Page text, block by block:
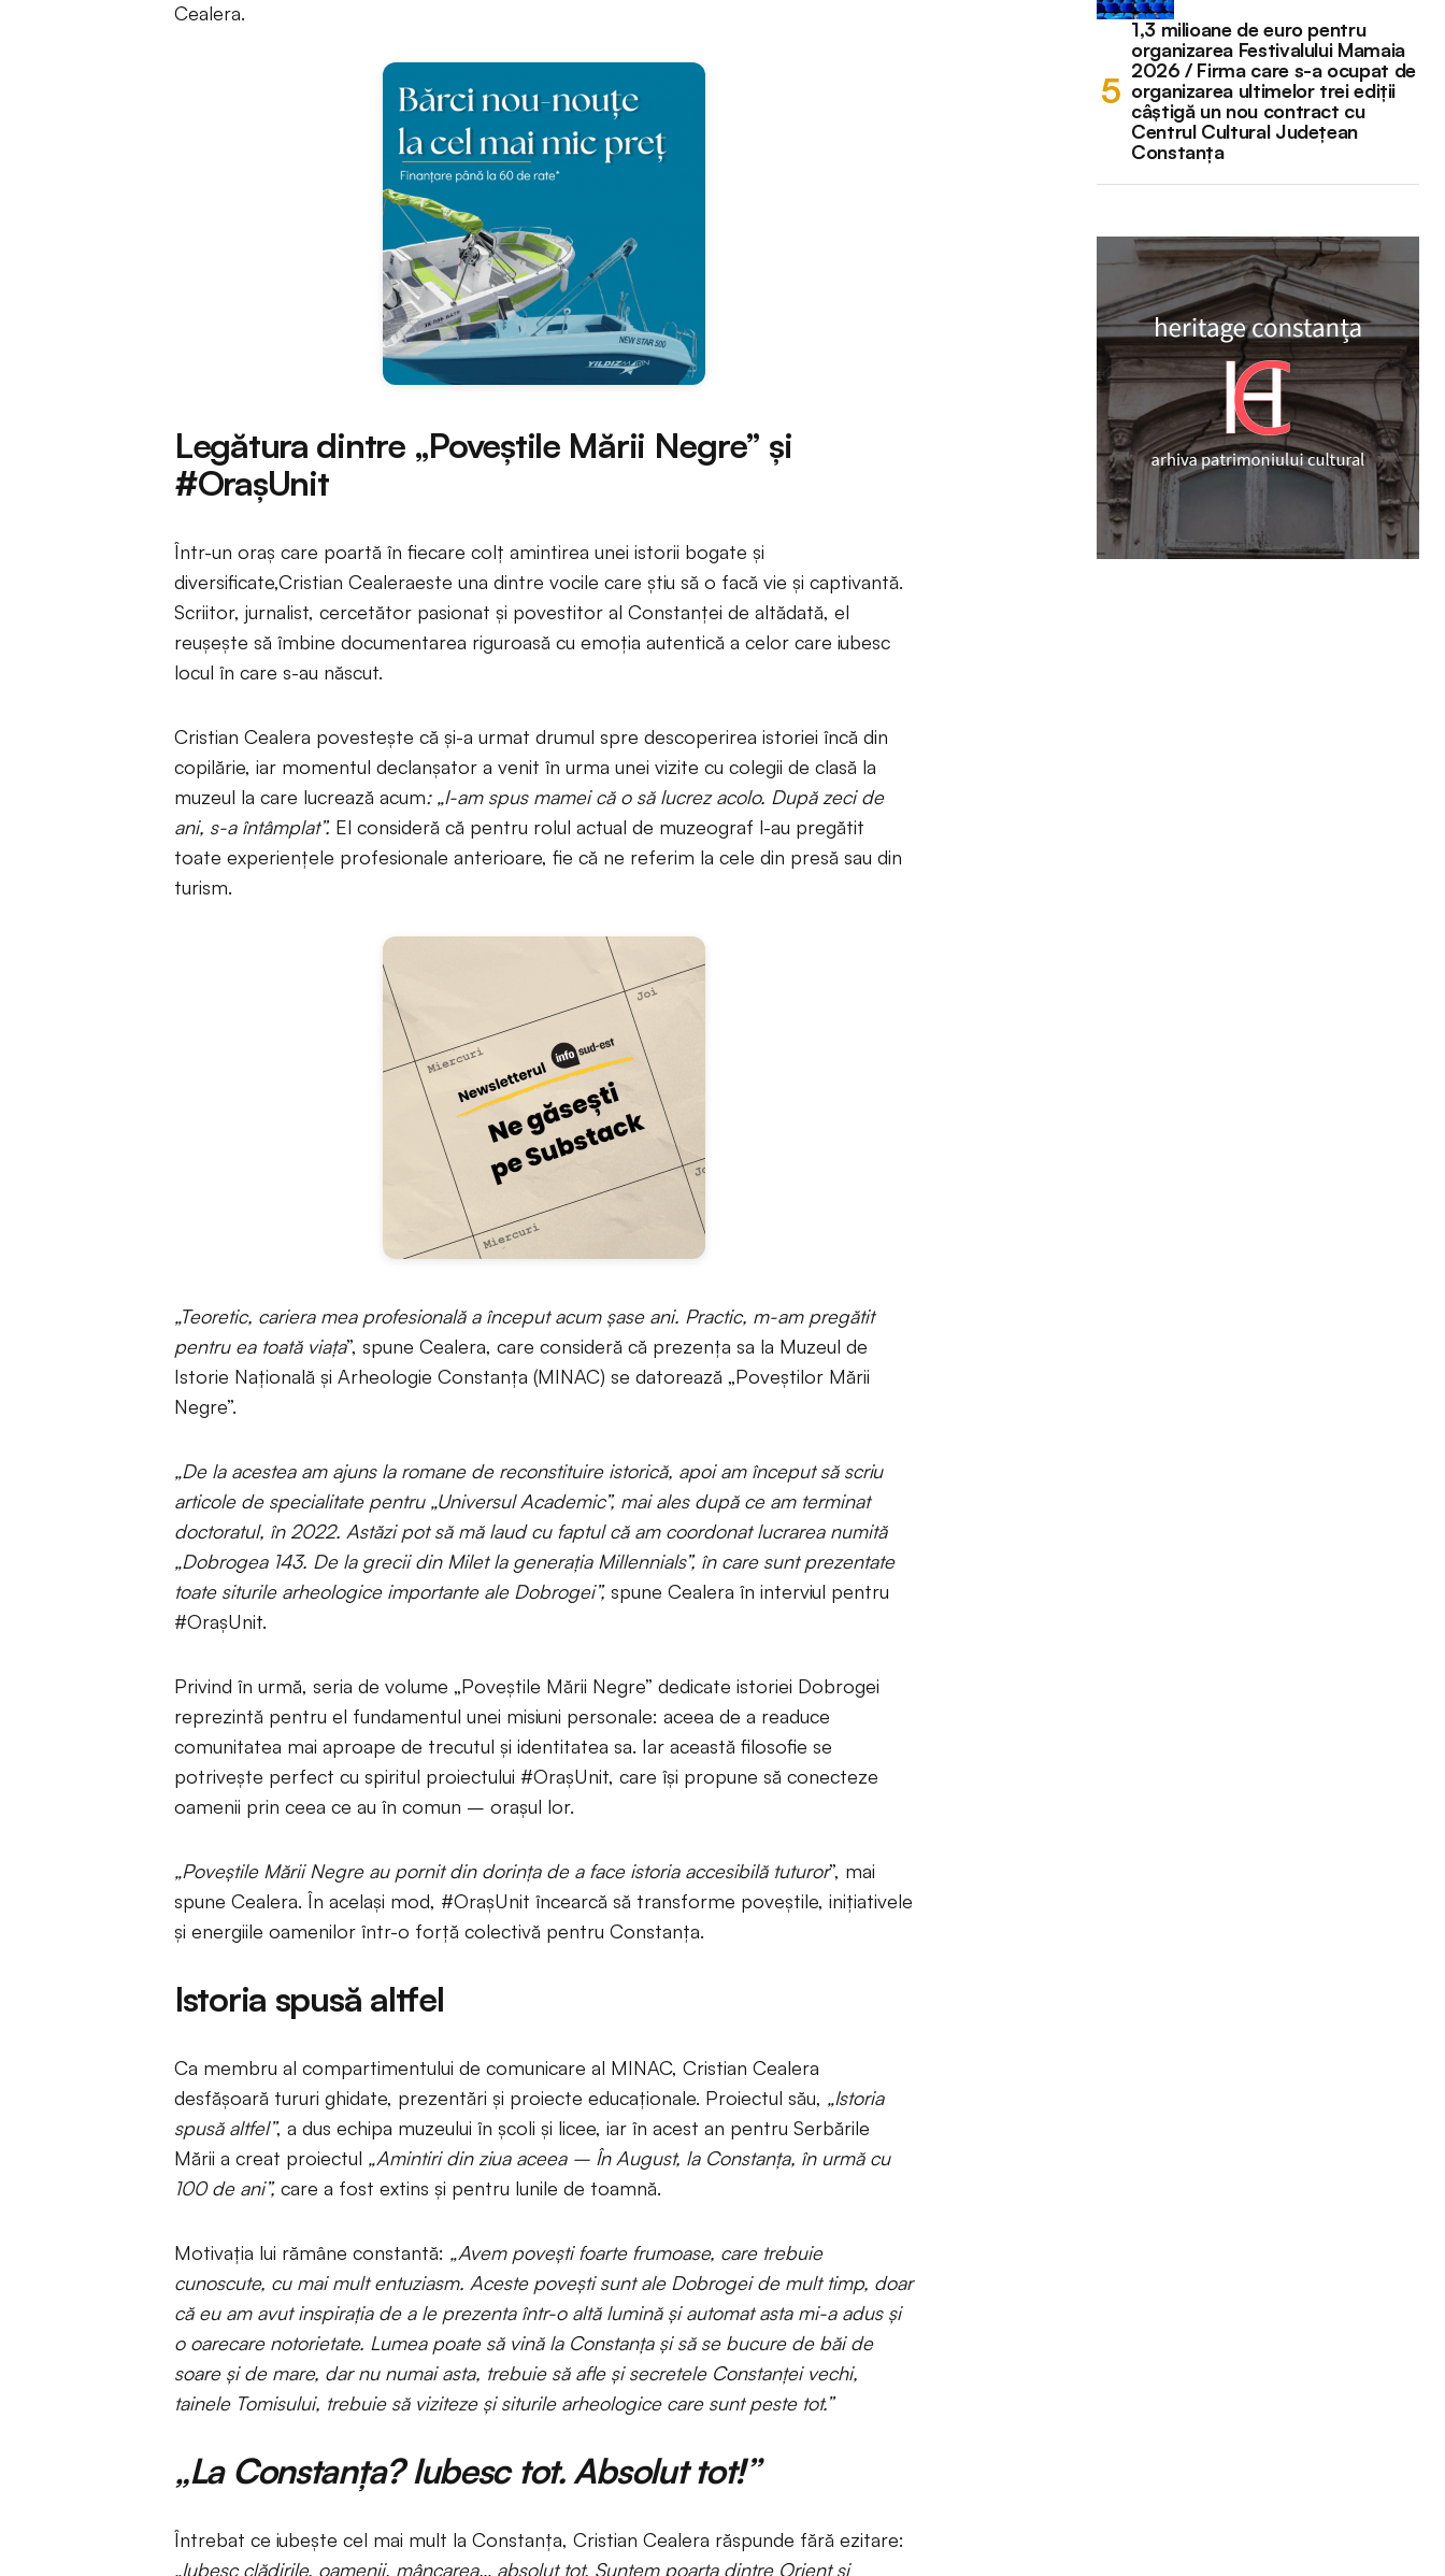
Cealera.
Legătura dintre „Poveștile Mării Negre” și
#OrașUnit
Într-un oraș care poartă în fiecare colț amintirea unei istorii bogate și
diversificate,Cristian Cealeraeste una dintre vocile care știu să o facă vie și captivantă.
Scriitor, jurnalist, cercetător pasionat și povestitor al Constanței de altădată, el
reușește să îmbine documentarea riguroasă cu emoția autentică a celor care iubesc
locul în care s-au născut.
Cristian Cealera povestește că și-a urmat drumul spre descoperirea istoriei încă din
copilărie, iar momentul declanșator a venit în urma unei vizite cu colegii de clasă la
muzeul la care lucrează acum: „I-am spus mamei că o să lucrez acolo. După zeci de
ani, s-a întâmplat”. El consideră că pentru rolul actual de muzeograf l-au pregătit
toate experiențele profesionale anterioare, fie că ne referim la cele din presă sau din
turism.
„Teoretic, cariera mea profesională a început acum șase ani. Practic, m-am pregătit
pentru ea toată viața”, spune Cealera, care consideră că prezența sa la Muzeul de
Istorie Națională și Arheologie Constanța (MINAC) se datorează „Poveștilor Mării
Negre”.
„De la acestea am ajuns la romane de reconstituire istorică, apoi am început să scriu
articole de specialitate pentru „Universul Academic”, mai ales după ce am terminat
doctoratul, în 2022. Astăzi pot să mă laud cu faptul că am coordonat lucrarea numită
„Dobrogea 143. De la grecii din Milet la generaţia Millennials”, în care sunt prezentate
toate siturile arheologice importante ale Dobrogei”, spune Cealera în interviul pentru
#OrașUnit.
Privind în urmă, seria de volume „Poveștile Mării Negre” dedicate istoriei Dobrogei
reprezintă pentru el fundamentul unei misiuni personale: aceea de a readuce
comunitatea mai aproape de trecutul și identitatea sa. Iar această filosofie se
potrivește perfect cu spiritul proiectului #OrașUnit, care își propune să conecteze
oamenii prin ceea ce au în comun – orașul lor.
„Poveștile Mării Negre au pornit din dorința de a face istoria accesibilă tuturor”, mai
spune Cealera. În același mod, #OrașUnit încearcă să transforme poveștile, inițiativele
și energiile oamenilor într-o forță colectivă pentru Constanța.
Istoria spusă altfel
Ca membru al compartimentului de comunicare al MINAC, Cristian Cealera
desfășoară tururi ghidate, prezentări și proiecte educaționale. Proiectul său, „Istoria
spusă altfel”, a dus echipa muzeului în școli și licee, iar în acest an pentru Serbările
Mării a creat proiectul „Amintiri din ziua aceea – În August, la Constanța, în urmă cu
100 de ani”, care a fost extins și pentru lunile de toamnă.
Motivația lui rămâne constantă: „Avem povești foarte frumoase, care trebuie
cunoscute, cu mai mult entuziasm. Aceste povești sunt ale Dobrogei de mult timp, doar
că eu am avut inspirația de a le prezenta într-o altă lumină și automat asta mi-a adus și
o oarecare notorietate. Lumea poate să vină la Constanța și să se bucure de băi de
soare și de mare, dar nu numai asta, trebuie să afle și secretele Constanței vechi,
tainele Tomisului, trebuie să viziteze și siturile arheologice care sunt peste tot.”
„La Constanța? Iubesc tot. Absolut tot!”
Întrebat ce iubește cel mai mult la Constanța, Cristian Cealera răspunde fără ezitare:
„Iubesc clădirile, oamenii, mâncarea… absolut tot. Suntem poarta dintre Orient și
1,3 milioane de euro pentru
organizarea Festivalului Mamaia
2026 / Firma care s-a ocupat de
organizarea ultimelor trei ediții
câștigă un nou contract cu
Centrul Cultural Județean
Constanța